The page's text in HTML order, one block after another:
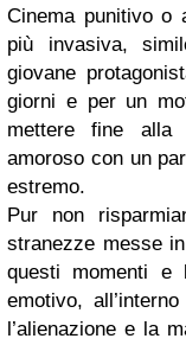
Cinema punitivo o
più invasiva,
giovane
giorni e per un
mettere fine alla
amoroso con un
estremo.
Pur non
stranezze messe
questi momenti
emotivo,
l’alienazione e la